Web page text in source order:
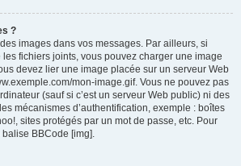
?
images dans vos messages. Par ailleurs, si
les fichiers joints, vous pouvez charger une image
devez lier une image placée sur un serveur Web
mon-image.gif. Vous ne pouvez pas
(sauf si c’est un serveur Web public) ni des
mécanismes d’authentification, exemple : boîtes
sites protégés par un mot de passe, etc. Pour
BBCode [img].